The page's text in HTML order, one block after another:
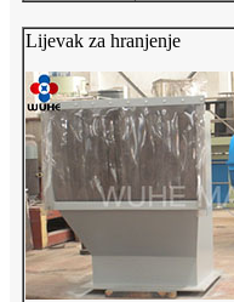
Lijevak za hranjenje